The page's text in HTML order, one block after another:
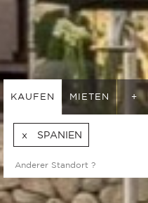
KAUFEN MIETEN +
SPANIEN